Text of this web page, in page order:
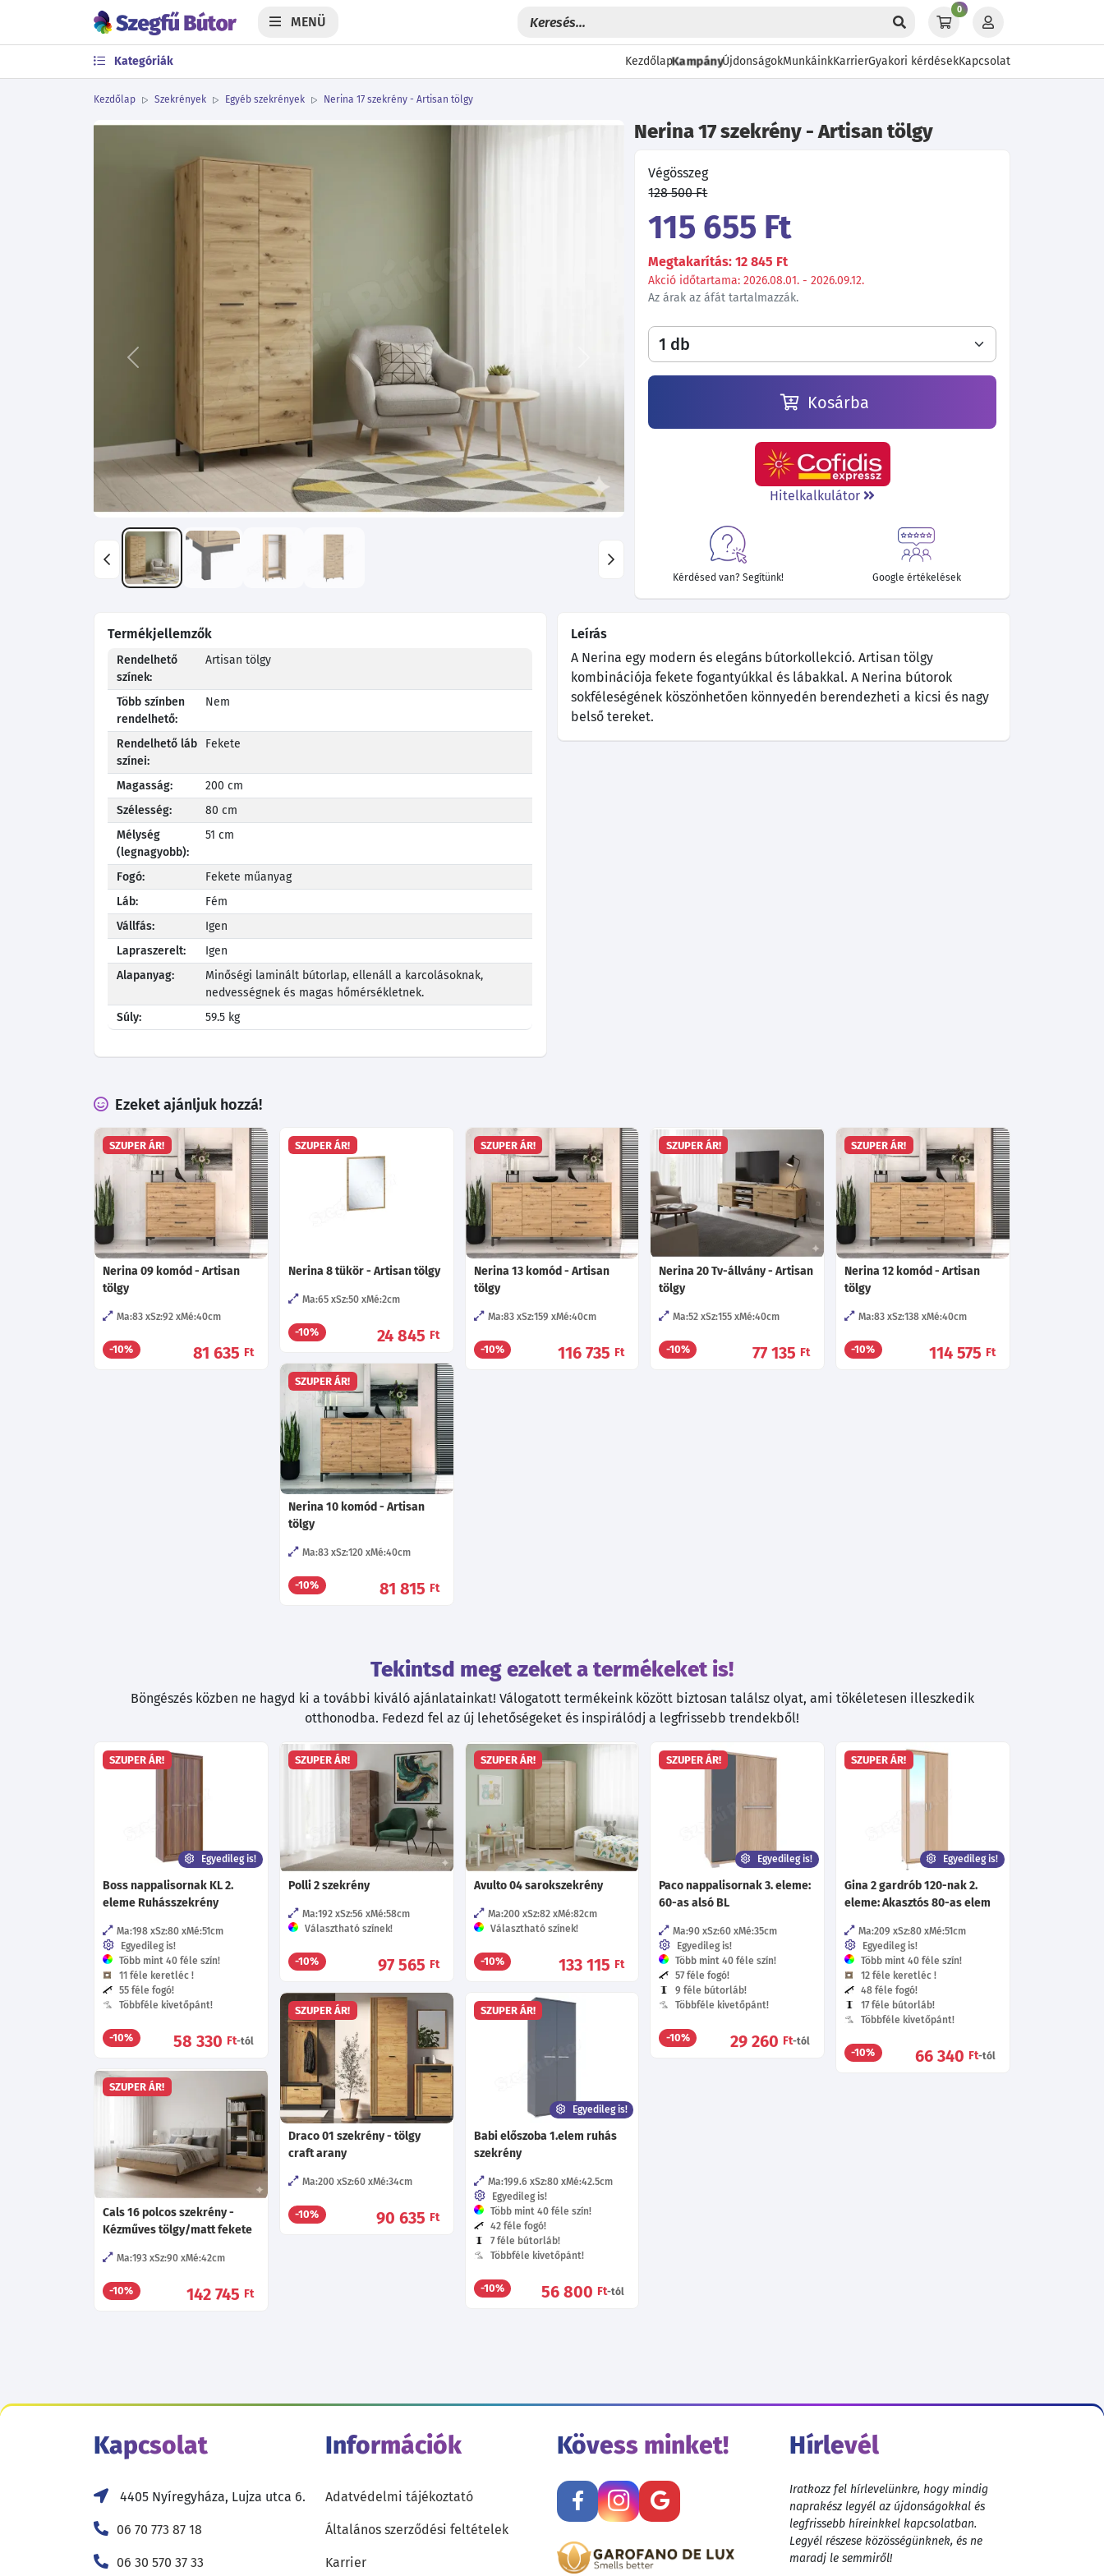
MENÜ
0
Kategóriák KezdőlapKampányÚjdonságokMunkáinkKarrierGyakori kérdésekKapcsolat
Kezdőlap Szekrények Egyéb szekrények Nerina 17 szekrény - Artisan tölgy
Előző
Nerina 17 szekrény - Artisan tölgy
Végösszeg
128 500 Ft
115 655 Ft
Megtakarítás: 12 845 Ft
Akció időtartama: 2026.08.01. - 2026.09.12.
Az árak az áfát tartalmazzák.
Kosárba
Hitelkalkulátor
Kérdésed van? Segítünk! Google értékelések
Termékjellemzők
Rendelhető
színek:
Artisan tölgy
Több színben
rendelhető:
Nem
Rendelhető láb
színei:
Fekete
Magasság:
200 cm
Szélesség:
80 cm
Mélység
(legnagyobb):
51 cm
Fogó:
Fekete műanyag
Láb:
Fém
Vállfás:
Igen
Lapraszerelt:
Igen
Alapanyag:
Minőségi laminált bútorlap, ellenáll a karcolásoknak,
nedvességnek és magas hőmérsékletnek.
Súly:
59.5 kg
Leírás
A Nerina egy modern és elegáns bútorkollekció. Artisan tölgy
kombinációja fekete fogantyúkkal és lábakkal. A Nerina bútorok
sokféleségének köszönhetően könnyedén berendezheti a kicsi és nagy
belső tereket.
Ezeket ajánljuk hozzá!
SZUPER ÁR!
Nerina 09 komód - Artisan
tölgy
Ma:83 Sz:92 Mé:40cm
-10% 81 635 Ft
SZUPER ÁR!
Nerina 8 tükör - Artisan tölgy
Ma:65 Sz:50 Mé:2cm
-10% 24 845 Ft
SZUPER ÁR!
Nerina 13 komód - Artisan
tölgy
Ma:83 Sz:159 Mé:40cm
-10% 116 735 Ft
SZUPER ÁR!
Nerina 20 Tv-állvány - Artisan
tölgy
Ma:52 Sz:155 Mé:40cm
-10% 77 135 Ft
SZUPER ÁR!
Nerina 12 komód - Artisan
tölgy
Ma:83 Sz:138 Mé:40cm
-10% 114 575 Ft
SZUPER ÁR!
Nerina 10 komód - Artisan
tölgy
Ma:83 Sz:120 Mé:40cm
-10% 81 815 Ft
Tekintsd meg ezeket a termékeket is!
Böngészés közben ne hagyd ki a további kiváló ajánlatainkat! Válogatott termékeink között biztosan találsz olyat, ami tökéletesen illeszkedik
otthonodba. Fedezd fel az új lehetőségeket és inspirálódj a legfrissebb trendekből!
SZUPER ÁR!
Egyedileg is!
Boss nappalisornak KL 2.
eleme Ruhásszekrény
Ma:198 Sz:80 Mé:51cm
Egyedileg is!
Több mint 40 féle szín!
11 féle keretléc !
55 féle fogó!
Többféle kivetőpánt!
-10% 58 330 Ft-tól
SZUPER ÁR!
Polli 2 szekrény
Ma:192 Sz:56 Mé:58cm
Választható színek!
-10% 97 565 Ft
SZUPER ÁR!
Avulto 04 sarokszekrény
Ma:200 Sz:82 Mé:82cm
Választható színek!
-10% 133 115 Ft
SZUPER ÁR!
Egyedileg is!
Paco nappalisornak 3. eleme:
60-as alsó BL
Ma:90 Sz:60 Mé:35cm
Egyedileg is!
Több mint 40 féle szín!
57 féle fogó!
9 féle bútorláb!
Többféle kivetőpánt!
-10% 29 260 Ft-tól
SZUPER ÁR!
Egyedileg is!
Gina 2 gardrób 120-nak 2.
eleme: Akasztós 80-as elem
Ma:209 Sz:80 Mé:51cm
Egyedileg is!
Több mint 40 féle szín!
12 féle keretléc !
48 féle fogó!
17 féle bútorláb!
Többféle kivetőpánt!
-10% 66 340 Ft-tól
SZUPER ÁR!
Draco 01 szekrény - tölgy
craft arany
Ma:200 Sz:60 Mé:34cm
-10% 90 635 Ft
SZUPER ÁR!
Egyedileg is!
Babi előszoba 1.elem ruhás
szekrény
Ma:199.6 Sz:80 Mé:42.5cm
Egyedileg is!
Több mint 40 féle szín!
42 féle fogó!
7 féle bútorláb!
Többféle kivetőpánt!
-10% 56 800 Ft-tól
SZUPER ÁR!
Cals 16 polcos szekrény -
Kézműves tölgy/matt fekete
Ma:193 Sz:90 Mé:42cm
-10% 142 745 Ft
Kapcsolat
4405 Nyíregyháza, Lujza utca 6.
06 70 773 87 18
06 30 570 37 33
Információk
Adatvédelmi tájékoztató
Általános szerződési feltételek
Karrier
Kövess minket! Hírlevél
Iratkozz fel hírlevelünkre, hogy mindig
naprakész legyél az újdonságokkal és
legfrissebb híreinkkel kapcsolatban.
Legyél részese közösségünknek, és ne
maradj le semmiről!